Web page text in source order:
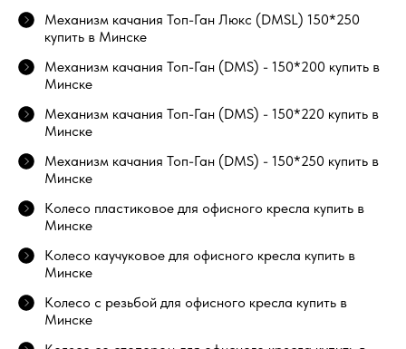
Механизм качания Топ-Ган Люкс (DMSL) 150*250
купить в Минске
Механизм качания Топ-Ган (DMS) - 150*200 купить в
Минске
Механизм качания Топ-Ган (DMS) - 150*220 купить в
Минске
Механизм качания Топ-Ган (DMS) - 150*250 купить в
Минске
Колесо пластиковое для офисного кресла купить в
Минске
Колесо каучуковое для офисного кресла купить в
Минске
Колесо с резьбой для офисного кресла купить в
Минске